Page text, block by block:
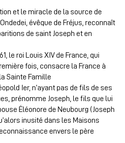
et le miracle de la source de
évêque de Fréjus, reconnaît
de saint Joseph et en
le roi Louis XIV de France, qui
fois, consacre la France à
Sainte Famille
Ier, n’ayant pas de fils de ses
prénomme Joseph, le fils que lui
Éléonore de Neubourg (Joseph
inusité dans les Maisons
envers le père